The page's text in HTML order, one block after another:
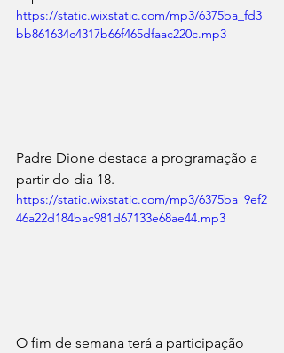
https://static.wixstatic.com/mp3/6375ba_fd3
bb861634c4317b66f465dfaac220c.mp3
Padre Dione destaca a programação a
partir do dia 18.
https://static.wixstatic.com/mp3/6375ba_9ef2
46a22d184bac981d67133e68ae44.mp3
O fim de semana terá a participação